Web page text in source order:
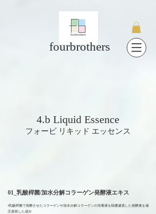
fourbrothers
4.b Liquid Essence
フォービ リキッド エッセンス
01_ 乳酸桿菌/加水分解コラーゲン発酵液エキス
▪️乳酸桿菌で発酵させたコラーゲンや加水分解コラーゲンの培養液を除菌濾過した発酵液を減
圧蒸留した成分